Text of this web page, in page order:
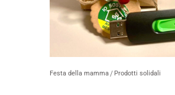
Festa della mamma Prodotti solidali